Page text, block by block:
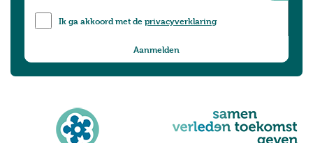
Ik ga akkoord met deprivacyverklaring